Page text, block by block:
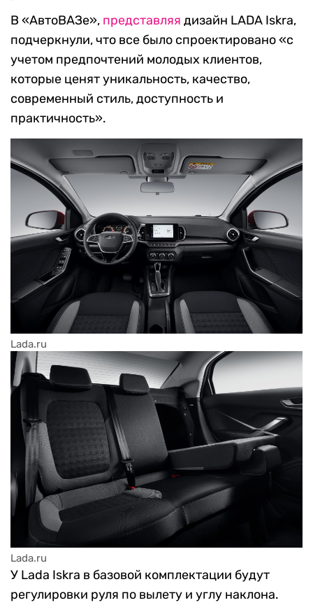
В «АвтоВАЗе», представляя дизайн LADA Iskra,
подчеркнули, что все было спроектировано «с
учетом предпочтений молодых клиентов,
которые ценят уникальность, качество,
современный стиль, доступность и
практичность».
Lada.ru
Lada.ru
У Lada Iskra в базовой комплектации будут
регулировки руля по вылету и углу наклона.